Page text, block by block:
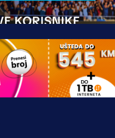
za
i preuzmi